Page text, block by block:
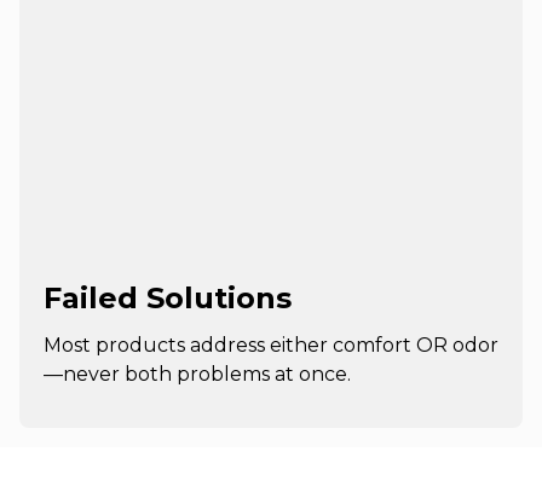
Failed Solutions
Most products address either comfort OR odor
—never both problems at once.